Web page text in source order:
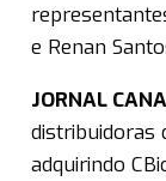
e Renan
JORNAL CANA
distribuidoras
adquirindo